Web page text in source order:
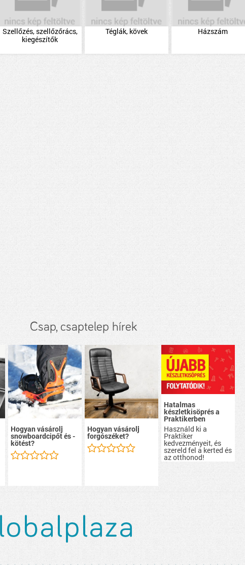
Szellőzés, szellőzőrács,
kiegészítők
Téglák, kövek Házszám
Csap, csaptelep hírek
Hogyan vásárolj
snowboardcipőt és -
kötést?
Hogyan vásárolj
forgószéket?
Hatalmas
készletkisöprés a
Praktikerben
Használd ki a
Praktiker
kedvezményeit, és
szereld fel a kerted és
az otthonod!